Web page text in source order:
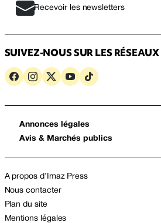
Recevoir les newsletters
SUIVEZ-NOUS SUR LES RÉSEAUX
Annonces légales
Avis & Marchés publics
A propos d’Imaz Press
Nous contacter
Plan du site
Mentions légales